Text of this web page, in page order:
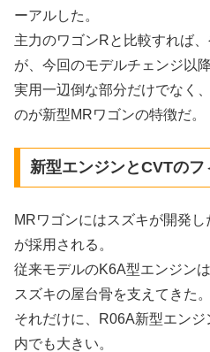
ーアルした。
主力のワゴンRと比較すれば
が、今回のモデルチェンジ以
実用一辺倒な部分だけでなく
のが新型MRワゴンの特徴だ。
新型エンジンとCVTのフ
MRワゴンにはスズキが開発
が採用される。
従来モデルのK6A型エンジン
スズキの屋台骨を支えてきた。
それだけに、R06A新型エン
内でも大きい。